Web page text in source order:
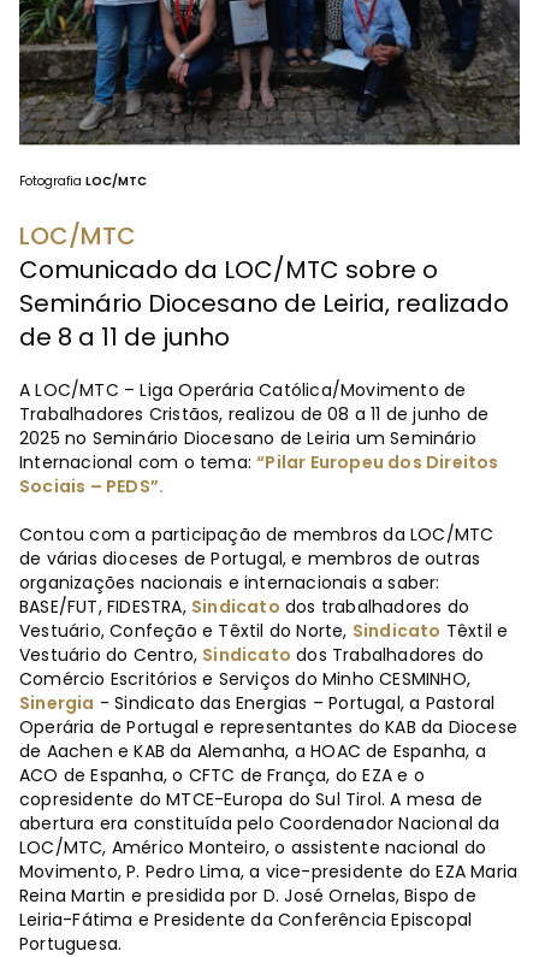
Fotografia LOC/MTC
LOC/MTC
Comunicado da LOC/MTC sobre o
Seminário Diocesano de Leiria, realizado
de 8 a 11 de junho
A LOC/MTC – Liga Operária Católica/Movimento de
Trabalhadores Cristãos, realizou de 08 a 11 de junho de
2025 no Seminário Diocesano de Leiria um Seminário
Internacional com o tema:“Pilar Europeu dos Direitos
Sociais – PEDS”.
Contou com a participação de membros da LOC/MTC
de várias dioceses de Portugal, e membros de outras
organizações nacionais e internacionais a saber:
BASE/FUT, FIDESTRA, Sindicato dos trabalhadores do
Vestuário, Confeção e Têxtil do Norte, Sindicato Têxtil e
Vestuário do Centro, Sindicato dos Trabalhadores do
Comércio Escritórios e Serviços do Minho CESMINHO,
Sinergia - Sindicato das Energias – Portugal, a Pastoral
Operária de Portugal e representantes do KAB da Diocese
de Aachen e KAB da Alemanha, a HOAC de Espanha, a
ACO de Espanha, o CFTC de França, do EZA e o
copresidente do MTCE-Europa do Sul Tirol. A mesa de
abertura era constituída pelo Coordenador Nacional da
LOC/MTC, Américo Monteiro, o assistente nacional do
Movimento, P. Pedro Lima, a vice-presidente do EZA Maria
Reina Martin e presidida por D. José Ornelas, Bispo de
Leiria-Fátima e Presidente da Conferência Episcopal
Portuguesa.